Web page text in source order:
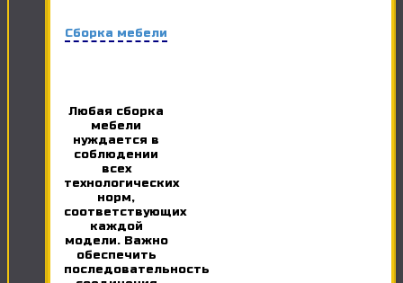
Сборка мебели
Любая сборка
мебели
нуждается в
соблюдении
всех
технологических
норм,
соответствующих
каждой
модели. Важно
обеспечить
последовательность